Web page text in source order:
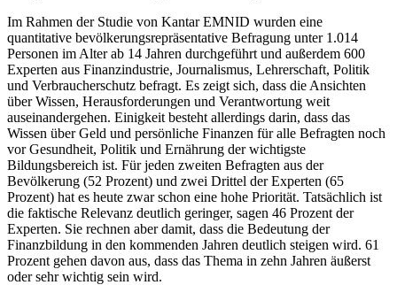
Im Rahmen der Studie von Kantar EMNID wurden eine
quantitative bevölkerungsrepräsentative Befragung unter 1.014
Personen im Alter ab 14 Jahren durchgeführt und außerdem 600
Experten aus Finanzindustrie, Journalismus, Lehrerschaft, Politik
und Verbraucherschutz befragt. Es zeigt sich, dass die Ansichten
über Wissen, Herausforderungen und Verantwortung weit
auseinandergehen. Einigkeit besteht allerdings darin, dass das
Wissen über Geld und persönliche Finanzen für alle Befragten noch
vor Gesundheit, Politik und Ernährung der wichtigste
Bildungsbereich ist. Für jeden zweiten Befragten aus der
Bevölkerung (52 Prozent) und zwei Drittel der Experten (65
Prozent) hat es heute zwar schon eine hohe Priorität. Tatsächlich ist
die faktische Relevanz deutlich geringer, sagen 46 Prozent der
Experten. Sie rechnen aber damit, dass die Bedeutung der
Finanzbildung in den kommenden Jahren deutlich steigen wird. 61
Prozent gehen davon aus, dass das Thema in zehn Jahren äußerst
oder sehr wichtig sein wird.